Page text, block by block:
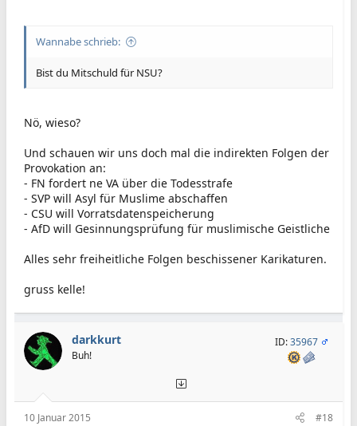
Wannabe schrieb:
Bist du Mitschuld für NSU?
Nö, wieso?
Und schauen wir uns doch mal die indirekten Folgen der
Provokation an:
- FN fordert ne VA über die Todesstrafe
- SVP will Asyl für Muslime abschaffen
- CSU will Vorratsdatenspeicherung
- AfD will Gesinnungsprüfung für muslimische Geistliche
Alles sehr freiheitliche Folgen beschissener Karikaturen.
gruss kelle!
darkkurt
Buh!
ID:35967
10 Januar 2015 #18